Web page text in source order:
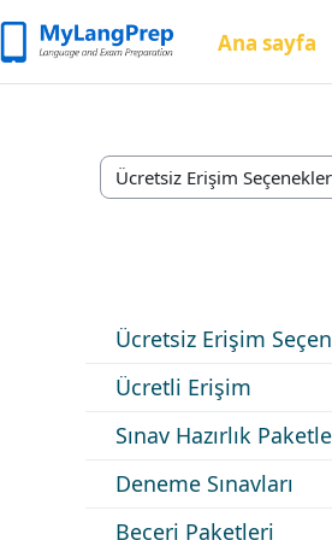
Ana sayfa
Kurs Kategorileri
Ücretsiz Erişim
Ücretli Erişim
Sınav Hazırlık
Deneme Sınavları
Beceri Paketleri